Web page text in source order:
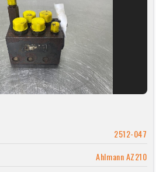
2512-047
Ahlmann AZ210